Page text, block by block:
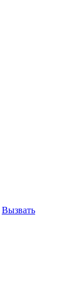
Вызвать